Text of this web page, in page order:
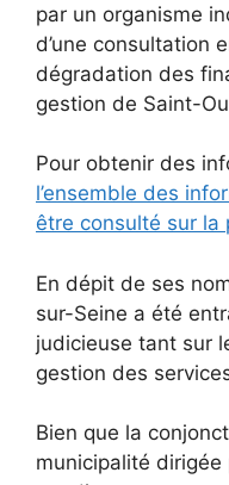
par un organisme
d’une consultation
dégradation des
gestion de Saint-
Pour obtenir des
l’ensemble des
être consulté sur
En dépit de ses
sur-Seine a été
judicieuse tant sur
gestion des
Bien que la
municipalité dirigée